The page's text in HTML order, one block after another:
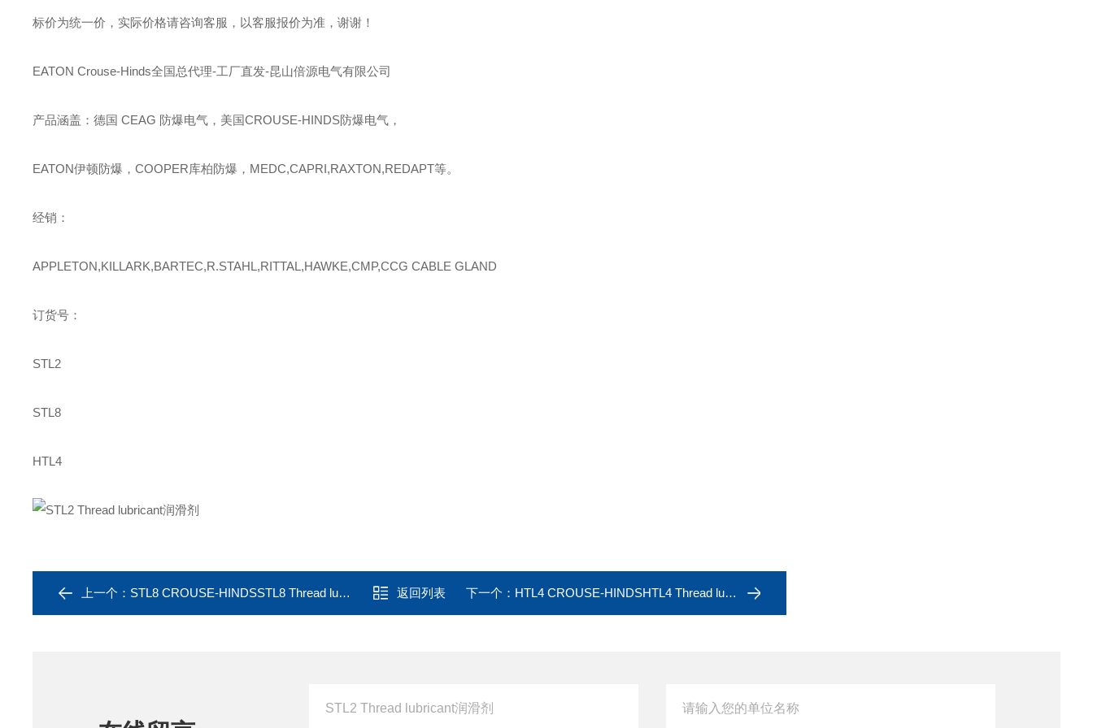
标价为统一价，实际价格请咨询客服，以客服报价为准，谢谢！
EATON Crouse-Hinds全国总代理-工厂直发-昆山倍源电气有限公司
产品涵盖：德国 CEAG 防爆电气，美国CROUSE-HINDS防爆电气，
EATON伊顿防爆，COOPER库柏防爆，MEDC,CAPRI,RAXTON,REDAPT等。
经销：
APPLETON,KILLARK,BARTEC,R.STAHL,RITTAL,HAWKE,CMP,CCG CABLE GLAND
订货号：
STL2
STL8
HTL4
上一个： STL8 CROUSE-HINDSSTL8 Thread lubricant润滑剂 返回列表 下一个： HTL4 CROUSE-HINDSHTL4 Thread lubricant润滑剂